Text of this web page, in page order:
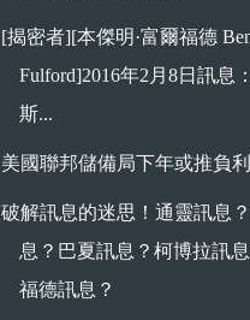
[揭密者][本傑明·富爾福德
Fulford]2016年2月8日訊息
斯...
美國聯邦儲備局下年或推負
破解訊息的迷思！通靈訊息
息？巴夏訊息？柯博拉訊
福德訊息？